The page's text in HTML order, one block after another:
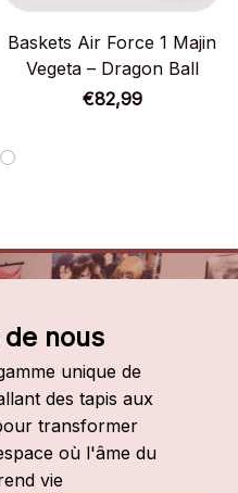
Baskets Air Force 1 Majin
Vegeta – Dragon Ball
€82,99
nous
unique de
des tapis aux
transformer
où l'âme du
vie